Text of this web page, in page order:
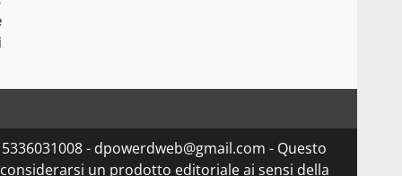
- dpowerdweb@gmail.com - Questo
un prodotto editoriale ai sensi della